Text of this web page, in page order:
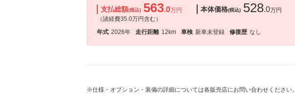
支払総額(税込) 563.0万円
（諸経費35.0万円含む）
本体価格(税込) 528.0万円
年式 2026年 走行距離 12km 車検 新車未登録 修復歴 なし
※仕様・オプション・装備の詳細については各販売店にお問い合わせください。